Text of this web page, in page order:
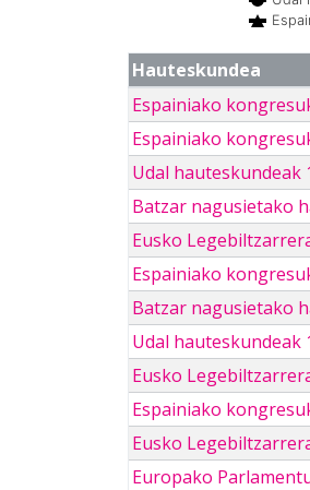
Hauteskundea
Espainiako
Espainiako
Udal hauteskundeak
Batzar nagusietako
Eusko
Espainiako
Batzar nagusietako
Udal hauteskundeak
Eusko
Espainiako
Eusko
Europako